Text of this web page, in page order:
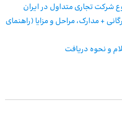
+ مدارک، مراحل و مزایا (راهنمای
و نحوه دریافت